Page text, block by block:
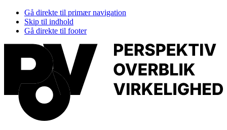
Gå direkte til primær navigation
Skip til indhold
Gå direkte til footer